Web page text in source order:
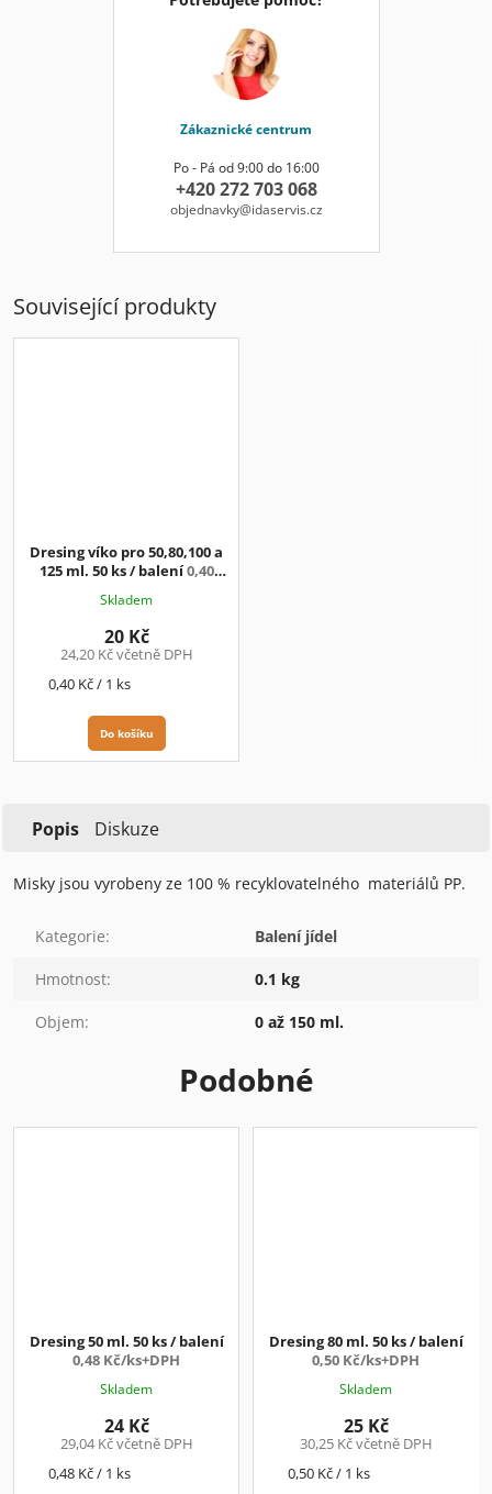
Zákaznické centrum
Po - Pá od 9:00 do 16:00
+420 272 703 068
objednavky@idaservis.cz
Související produkty
Dresing víko pro 50,80,100 a
125 ml. 50 ks / balení0,40
Skladem
24,20 Kč včetně DPH
20 Kč
Měrná
0,40 Kč / 1 ks
Do košíku
Popis Diskuze
Misky jsou vyrobeny ze 100 % recyklovatelného materiálů PP.
Kategorie: Balení jídel
Hmotnost: 0.1 kg
Objem: 0 až 150 ml.
Podobné
Dresing 50 ml. 50 ks / balení
0,48 Kč/ks+DPH
Skladem
29,04 Kč včetně DPH
24 Kč
Měrná
0,48 Kč / 1 ks
Dresing 80 ml. 50 ks / balení
0,50 Kč/ks+DPH
Skladem
30,25 Kč včetně DPH
25 Kč
Měrná
0,50 Kč / 1 ks